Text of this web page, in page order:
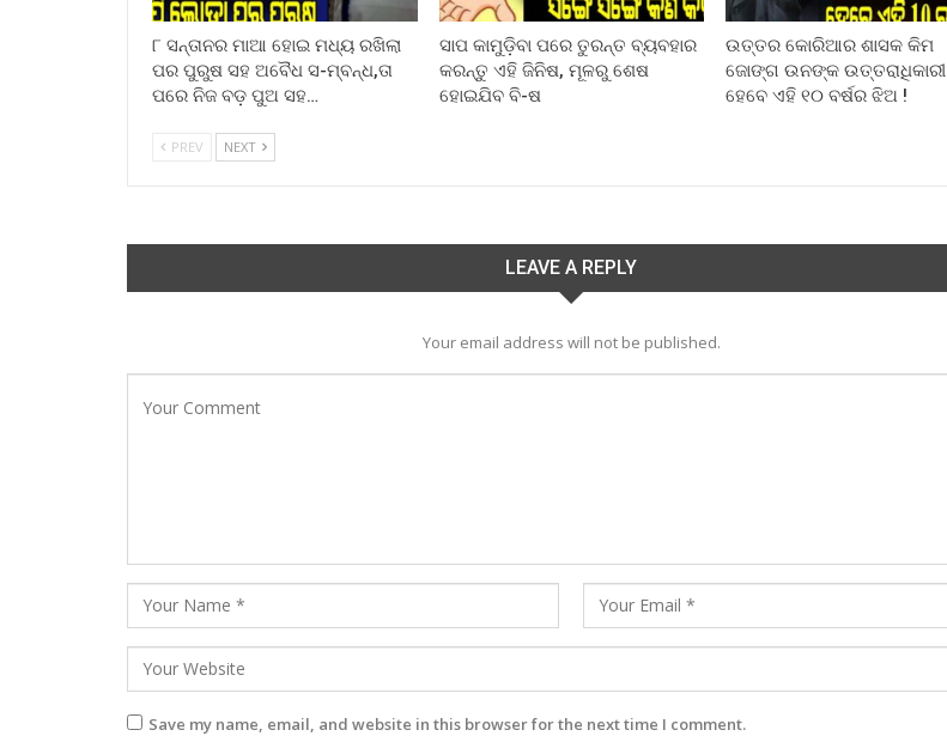
୮ ସନ୍ତାନର ମାଆ ହୋଇ ମଧ୍ୟ ରଖିଲା
ପର ପୁରୁଷ ସହ ଅବୈଧ ସ-ମ୍ବନ୍ଧ,ତା
ପରେ ନିଜ ବଡ଼ ପୁଅ ସହ…
ସାପ କାମୁଡ଼ିବା ପରେ ତୁରନ୍ତ ବ୍ୟବହାର
କରନ୍ତୁ ଏହି ଜିନିଷ, ମୂଳରୁ ଶେଷ
ହୋଇଯିବ ବି-ଷ
ଉତ୍ତର କୋରିଆର ଶାସକ କିମ
ଜୋଙ୍ଗ ଉନଙ୍କ ଉତ୍ତରାଧିକାରୀ
ହେବେ ଏହି ୧୦ ବର୍ଷର ଝିଅ !
PREV NEXT
LEAVE A REPLY
Your email address will not be published.
Save my name, email, and website in this browser for the next time I comment.